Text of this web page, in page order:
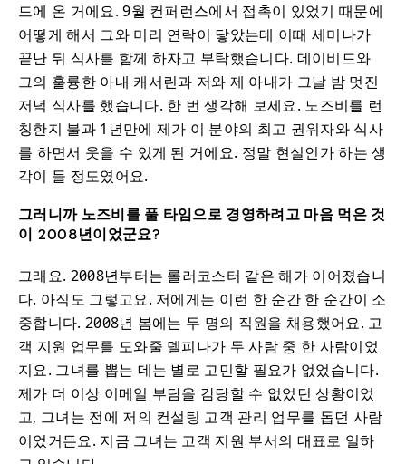
드에 온 거에요. 9월 컨퍼런스에서 접촉이 있었기 때문에
어떻게 해서 그와 미리 연락이 닿았는데 이때 세미나가
끝난 뒤 식사를 함께 하자고 부탁했습니다. 데이비드와
그의 훌륭한 아내 캐서린과 저와 제 아내가 그날 밤 멋진
저녁 식사를 했습니다. 한 번 생각해 보세요. 노즈비를 런
칭한지 불과 1년만에 제가 이 분야의 최고 권위자와 식사
를 하면서 웃을 수 있게 된 거에요. 정말 현실인가 하는 생
각이 들 정도였어요.
그러니까 노즈비를 풀 타임으로 경영하려고 마음 먹은 것
이 2008년이었군요?
그래요. 2008년부터는 롤러코스터 같은 해가 이어졌습니
다. 아직도 그렇고요. 저에게는 이런 한 순간 한 순간이 소
중합니다. 2008년 봄에는 두 명의 직원을 채용했어요. 고
객 지원 업무를 도와줄 델피나가 두 사람 중 한 사람이었
지요. 그녀를 뽑는 데는 별로 고민할 필요가 없었습니다.
제가 더 이상 이메일 부담을 감당할 수 없었던 상황이었
고, 그녀는 전에 저의 컨설팅 고객 관리 업무를 돕던 사람
이었거든요. 지금 그녀는 고객 지원 부서의 대표로 일하